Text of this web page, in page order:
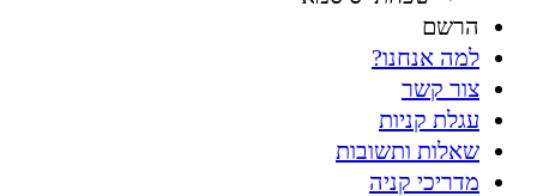
הרשם
למה אנחנו?
צור קשר
עגלת קניות
שאלות ותשובות
מדריכי קניה